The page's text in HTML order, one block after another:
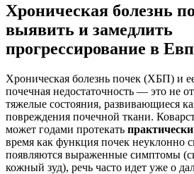
Хроническая болезнь
выявить и замедлить
прогрессирование в
Хроническая болезнь почек (ХБП) и
почечная недостаточность — это не
тяжелые состояния, развивающиеся
повреждения почечной ткани.
может годами протекать
время как функция почек неуклонно
появляются выраженные симптомы
кожный зуд), речь часто идет уже о